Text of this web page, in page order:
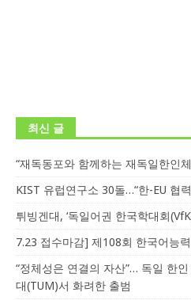
최신 글
“재독동포와 함께하는 재독일한인
KIST 유럽연구소 30돌…“한-EU 협
튀빙겐대, ‘독일어권 한국학대회
7.23 접수마감] 제108회 한국어능
“정체성은 연결의 자산”… 독일 한
대(TUM)서 화려한 출범